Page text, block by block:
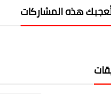
هذه المشاركات